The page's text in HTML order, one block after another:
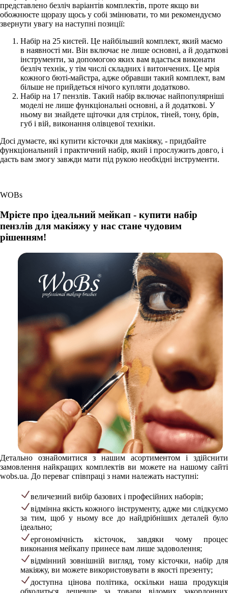
представлено безліч варіантів комплектів, проте якщо ви
обожнюєте щоразу щось у собі змінювати, то ми рекомендуємо
звернути увагу на наступні позиції:
Набір на 25 кистей. Це найбільший комплект, який маємо
в наявності ми. Він включає не лише основні, а й додаткові
інструменти, за допомогою яких вам вдасться виконати
безліч технік, у тім числі складних і витончених. Це мрія
кожного бюті-майстра, адже обравши такий комплект, вам
більше не прийдеться нічого купляти додатково.
Набір на 17 пензлів. Такий набір включає найпопулярніші
моделі не лише функціональні основні, а й додаткові. У
ньому ви знайдете щіточки для стрілок, тіней, тону, брів,
губ і вій, виконання олівцевої техніки.
Досі думаєте, які купити кісточки для макіяжу, - придбайте
функціональний і практичний набір, який і прослужить довго, і
дасть вам змогу завжди мати під рукою необхідні інструменти.
WOBs
Мрієте про ідеальний мейкап - купити набір
пензлів для макіяжу у нас стане чудовим
рішенням!
Детально ознайомитися з нашим асортиментом і здійснити
замовлення найкращих комплектів ви можете на нашому сайті
wobs.ua. До переваг співпраці з нами належать наступні:
величезний вибір базових і професійних наборів;
відмінна якість кожного інструменту, адже ми слідкуємо
за тим, щоб у ньому все до найдрібніших деталей було
ідеально;
ергономічність кісточок, завдяки чому процес
виконання мейкапу принесе вам лише задоволення;
відмінний зовнішній вигляд, тому кісточки, набір для
макіяжу, ви можете використовувати в якості презенту;
доступна цінова політика, оскільки наша продукція
обходиться дешевше за товари відомих закордонних